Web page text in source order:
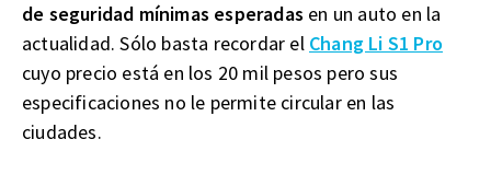
de seguridad mínimas esperadas en un auto en la
actualidad. Sólo basta recordar el Chang Li S1 Pro
cuyo precio está en los 20 mil pesos pero sus
especificaciones no le permite circular en las
ciudades.